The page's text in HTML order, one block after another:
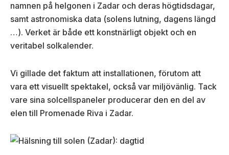
namnen på helgonen i Zadar och deras högtidsdagar,
samt astronomiska data (solens lutning, dagens längd
…). Verket är både ett konstnärligt objekt och en
veritabel solkalender.
Vi gillade det faktum att installationen, förutom att
vara ett visuellt spektakel, också var miljövänlig. Tack
vare sina solcellspaneler producerar den en del av
elen till Promenade Riva i Zadar.